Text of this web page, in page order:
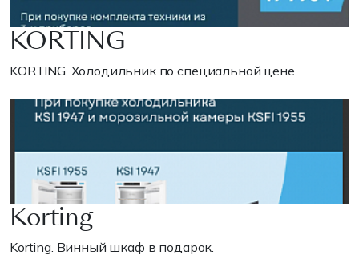
KORTING
KORTING. Холодильник по специальной цене.
Korting
Korting. Винный шкаф в подарок.